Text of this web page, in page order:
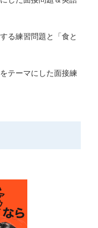
る練習問題と「食と
テーマにした面接練